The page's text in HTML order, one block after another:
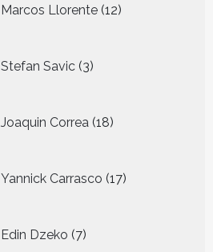
Marcos Llorente 12
producten
Stefan Savic 3
producten
Joaquin Correa 18
producten
Yannick Carrasco 17
producten
Edin Dzeko 7
producten